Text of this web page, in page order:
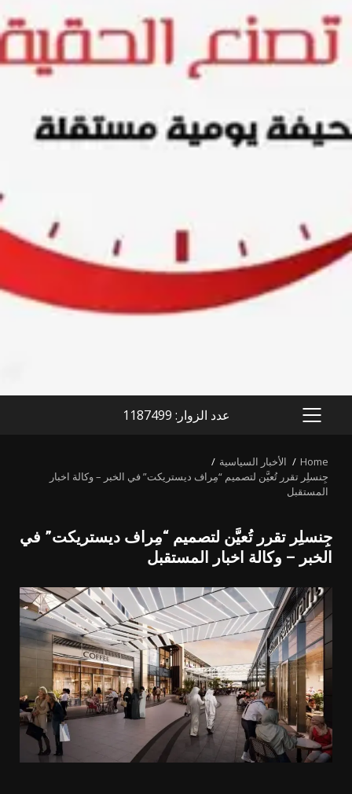
PRIMARY
عدد الزوار: 1187499
Home
الأخبار السياسية
جِنسلِر تقرر تُعيَّن لتصميم “مِراف ديستريكت” في الخبر – وكالة اخبار
المستقبل
جِنسلِر تقرر تُعيَّن لتصميم “مِراف ديستريكت” في
الخبر – وكالة اخبار المستقبل